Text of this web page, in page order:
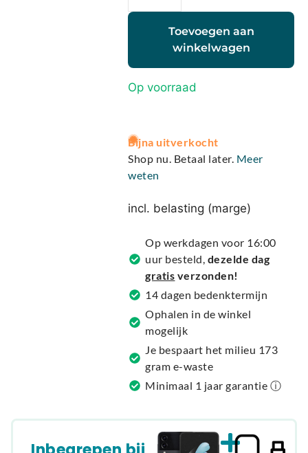
Toevoegen aan
winkelwagen
Op voorraad
A
l
t
e
r
t
v
e
:
Bijna uitverkocht
Shop nu. Betaal later. Meer
weten
incl. belasting (marge)
Op werkdagen voor 16:00
uur besteld, dezelde dag
gratis verzonden!
14 dagen bedenktermijn
Ophalen in de winkel
mogelijk
Je bespaart het milieu 173
gram e-waste
Minimaal 1 jaar garantie ⓘ